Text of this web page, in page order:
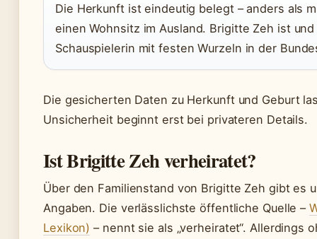
Die Herkunft ist eindeutig belegt – anders als
einen Wohnsitz im Ausland. Brigitte Zeh ist
Schauspielerin mit festen Wurzeln in der
Die gesicherten Daten zu Herkunft und Geburt
Unsicherheit beginnt erst bei privateren Details.
Ist Brigitte Zeh verheiratet?
Über den Familienstand von Brigitte Zeh gibt es
Angaben. Die verlässlichste öffentliche Quelle –
Lexikon) – nennt sie als „verheiratet“. Allerdings